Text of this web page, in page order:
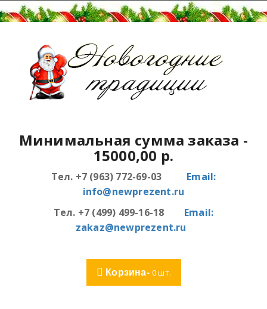
Минимальная сумма заказа -
15000,00 р.
Тел. +7 (963) 772-69-03 Email:
info@newprezent.ru
Тел. +7 (499) 499-16-18 Email:
zakaz@newprezent.ru
Корзина- 0шт.